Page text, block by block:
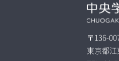
〒136-
東京都